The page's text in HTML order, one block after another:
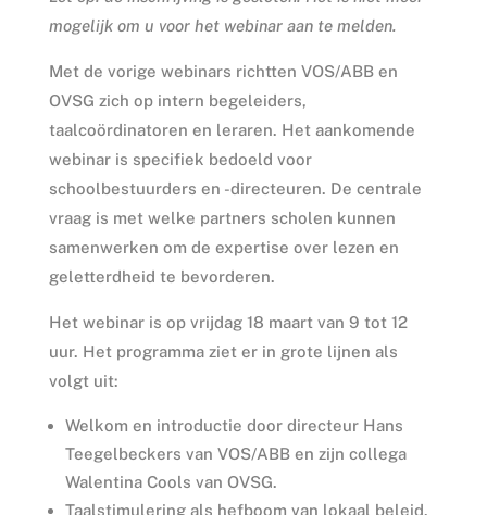
mogelijk om u voor het webinar aan te melden.
Met de vorige webinars richtten VOS/ABB en
OVSG zich op intern begeleiders,
taalcoördinatoren en leraren. Het aankomende
webinar is specifiek bedoeld voor
schoolbestuurders en -directeuren. De centrale
vraag is met welke partners scholen kunnen
samenwerken om de expertise over lezen en
geletterdheid te bevorderen.
Het webinar is op vrijdag 18 maart van 9 tot 12
uur. Het programma ziet er in grote lijnen als
volgt uit:
Welkom en introductie door directeur Hans
Teegelbeckers van VOS/ABB en zijn collega
Walentina Cools van OVSG.
Taalstimulering als hefboom van lokaal beleid.